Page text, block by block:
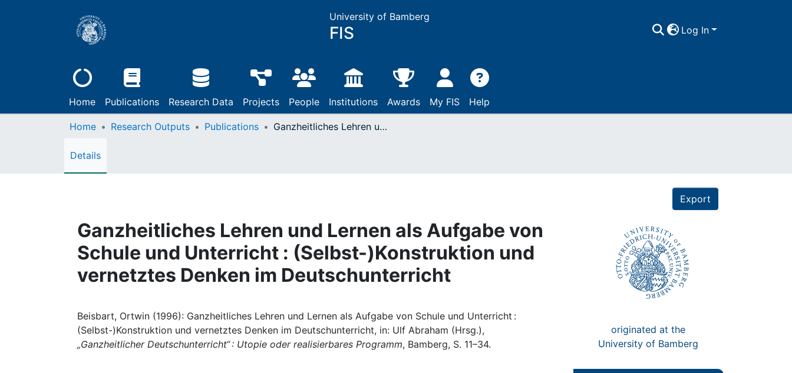
University of Bamberg
FIS Log In
Home Publications Research Data Projects People Institutions Awards My FIS Help
Home Research Outputs Publications Ganzheitliches Lehren und Lernen als Aufgabe von Schule und Unterricht : (Selbst-)Konstruktion und vernetztes Denken im Deutschunterricht
Details
Export
Ganzheitliches Lehren und Lernen als Aufgabe von
Schule und Unterricht : (Selbst-)Konstruktion und
vernetztes Denken im Deutschunterricht
Beisbart, Ortwin (1996): Ganzheitliches Lehren und Lernen als Aufgabe von Schule und Unterricht :
(Selbst-)Konstruktion und vernetztes Denken im Deutschunterricht, in: Ulf Abraham (Hrsg.),
„Ganzheitlicher Deutschunterricht“ : Utopie oder realisierbares Programm, Bamberg, S. 11–34.
originated at the
University of Bamberg